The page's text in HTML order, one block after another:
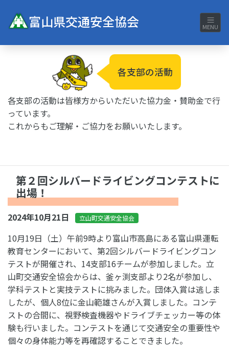
富山県交通安全協会 MENU
各支部の活動
各支部の活動は皆様方からいただいた協力金・賛助金で行
っています。
これからもご理解・ご協力をお願いいたします。
第２回シルバードライビングコンテストに
出場！
2024年10月21日 立山町交通安全協会
10月19日（土）午前9時より富山市高島にある富山県運転
教育センターにおいて、第2回シルバードライビングコン
テストが開催され、14支部16チームが参加しました。立
山町交通安全協会からは、釜ヶ渕支部より2名が参加し、
学科テストと実技テストに挑みました。団体入賞は逃しま
したが、個人8位に金山範雄さんが入賞しました。コンテ
ストの合間に、視野検査機器やドライブチェッカー等の体
験も行いました。コンテストを通じて交通安全の重要性や
個々の身体能力等を再確認することできました。